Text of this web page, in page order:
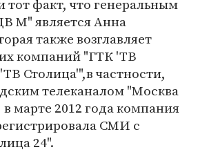
тот факт, что генеральным
М" является Анна
также возглавляет
компаний "ГТК 'ТВ
Столица'",в частности,
телеканалом "Москва
марте 2012 года компания
СМИ с
24".